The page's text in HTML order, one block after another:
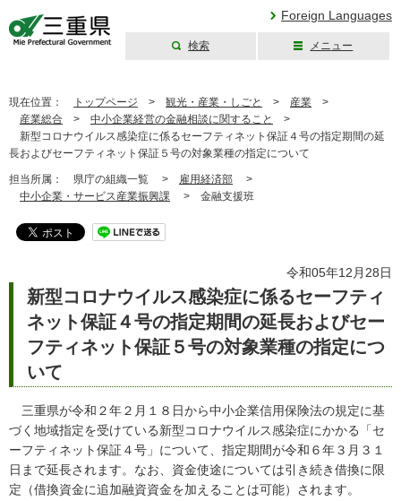
Foreign Languages
検索 メニュー
現在位置： トップページ > 観光・産業・しごと > 産業 >
産業総合 > 中小企業経営の金融相談に関すること
>
新型コロナウイルス感染症に係るセーフティネット保証４号の指定期間の延
長およびセーフティネット保証５号の対象業種の指定について
担当所属： 県庁の組織一覧 > 雇用経済部 >
中小企業・サービス産業振興課 > 金融支援班
令和05年12月28日
新型コロナウイルス感染症に係るセーフティ
ネット保証４号の指定期間の延長およびセー
フティネット保証５号の対象業種の指定につ
いて
三重県が令和２年２月１８日から中小企業信用保険法の規定に基
づく地域指定を受けている新型コロナウイルス感染症にかかる「セ
ーフティネット保証４号」について、指定期間が令和６年３月３１
日まで延長されます。なお、資金使途については引き続き借換に限
定（借換資金に追加融資資金を加えることは可能）されます。